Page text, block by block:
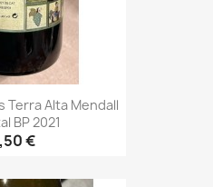
Terra Alta Mendall
BP 2021
€